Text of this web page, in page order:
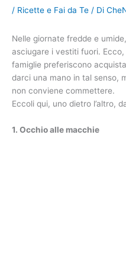
/ Ricette e Fai da Te / Di
Nelle giornate fredde e
asciugare i vestiti fuori.
famiglie preferiscono
darci una mano in tal senso,
non conviene commettere.
Eccoli qui, uno dietro l’altro,
1. Occhio alle macchie